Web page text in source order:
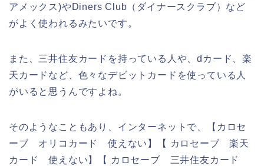
アメックス)やDiners Club（ダイナースクラブ）など
がよく使われるみたいです。
また、三井住友カードを持っている人や、dカード、楽
天カードなど、色々なデビットカードを使っている人
がいると思うんですよね。
そのようなこともあり、インターネットで、【カロセ
ーブ オリコカード 使えない】【 カロセーブ 楽天
カード 使えない】【 カロセーブ 三井住友カード